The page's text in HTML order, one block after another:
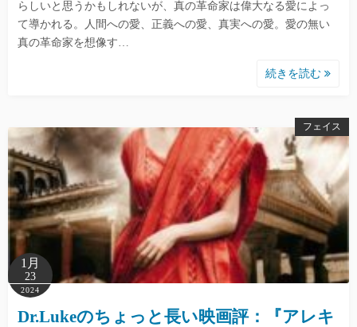
らしいと思うかもしれないが、真の革命家は偉大なる愛によっ
て導かれる。人間への愛、正義への愛、真実への愛。愛の無い
真の革命家を想像す…
続きを読む
フェイス
1月
23
2024
Dr.Lukeのちょっと長い映画評：『アレキ